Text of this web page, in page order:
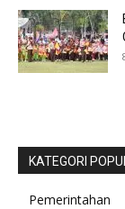
KATEGORI
Pemerintahan